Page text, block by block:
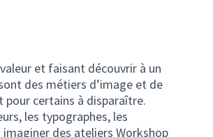
et faisant découvrir à un
des métiers d’image et de
certains à disparaître.
les typographes, les
des ateliers Workshop